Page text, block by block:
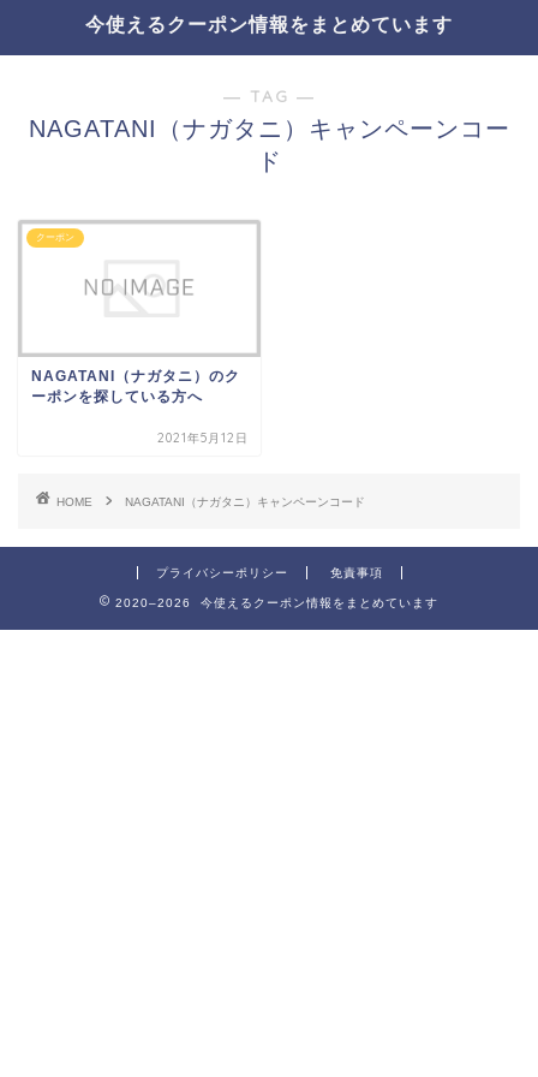
今使えるクーポン情報をまとめています
― TAG ―
NAGATANI（ナガタニ）キャンペーンコー
ド
クーポン
NAGATANI（ナガタニ）のク
ーポンを探している方へ
2021年5月12日
HOME NAGATANI（ナガタニ）キャンペーンコード
プライバシーポリシー 免責事項
2020–2026 今使えるクーポン情報をまとめています